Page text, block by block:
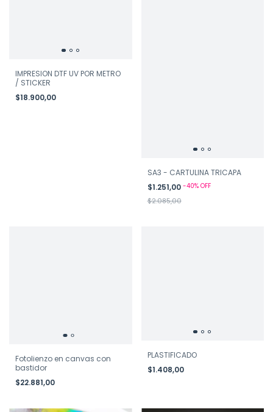
IMPRESION DTF UV POR METRO
/ STICKER
$18.900,00
SA3 - CARTULINA TRICAPA
$1.251,00 -40% OFF
$2.085,00
Fotolienzo en canvas con
bastidor
$22.881,00
PLASTIFICADO
$1.408,00